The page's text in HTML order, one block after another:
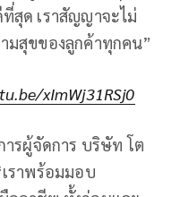
สุด เราสัญญาจะไม่
มสุขของลูกค้าทุกคน”
xImWj31RSj0
ารผู้จัดการ บริษัท โต
ราพร้อมมอบ